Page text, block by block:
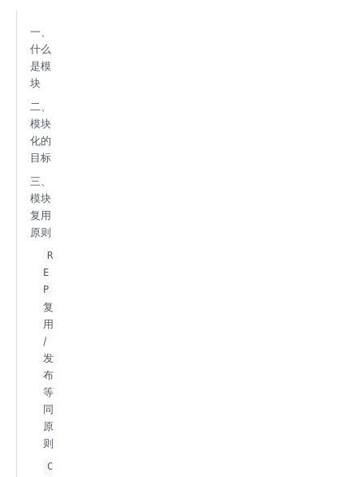
一、
什么
是模
块
二、
模块
化的
目标
三、
模块
复用
原则
R
E
P
复
用
/
发
布
等
同
原
则
C